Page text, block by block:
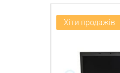
Хіти продажів